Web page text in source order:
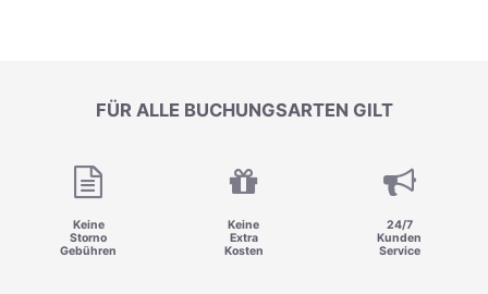
FÜR ALLE BUCHUNGSARTEN GILT
Keine
Storno
Gebühren
Keine
Extra
Kosten
24/7
Kunden
Service